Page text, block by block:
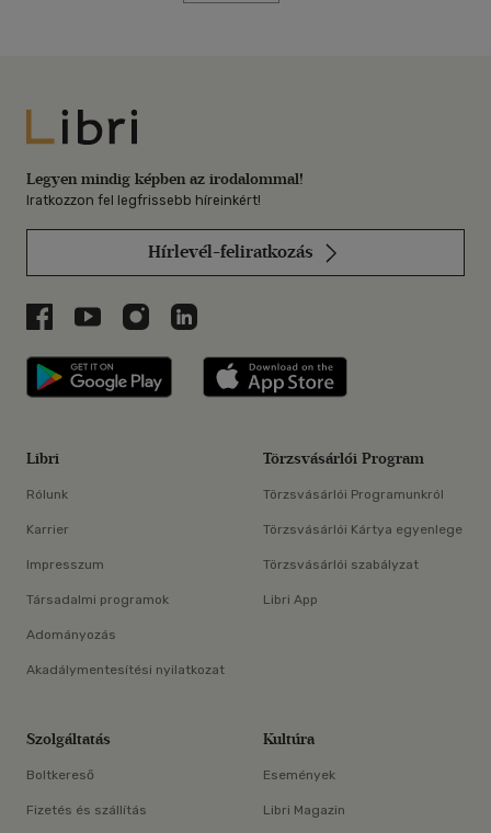
Libri
Legyen mindig képben az irodalommal!
Iratkozzon fel legfrissebb híreinkért!
Hírlevél-feliratkozás
Libri a Facebookon
Libri a Youtube-on
Libri az Instagramon
Libri a LinkedInen
Libri applikáció Szerezd meg: Google
Libri
Rólunk
Karrier
Impresszum
Társadalmi programok
Adományozás
Akadálymentesítési nyilatkozat
Törzsvásárlói Program
Törzsvásárlói Programunkról
Törzsvásárlói Kártya egyenlege
Törzsvásárlói szabályzat
Libri App
Szolgáltatás
Boltkereső
Fizetés és szállítás
Kultúra
Események
Libri Magazin